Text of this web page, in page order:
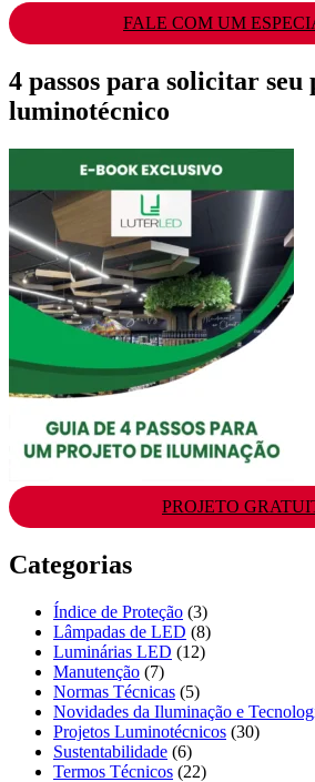
FALE COM UM
4 passos para solicitar seu
luminotécnico
PROJETO
Categorias
Índice de Proteção (3)
Lâmpadas de LED (8)
Luminárias LED (12)
Manutenção (7)
Normas Técnicas (5)
Novidades da Iluminação e
Projetos Luminotécnicos (30)
Sustentabilidade (6)
Termos Técnicos (22)